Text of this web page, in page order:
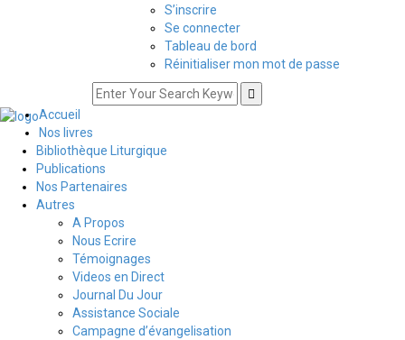
S’inscrire
Se connecter
Tableau de bord
Réinitialiser mon mot de passe
Accueil
Nos livres
Bibliothèque Liturgique
Publications
Nos Partenaires
Autres
A Propos
Nous Ecrire
Témoignages
Videos en Direct
Journal Du Jour
Assistance Sociale
Campagne d’évangelisation